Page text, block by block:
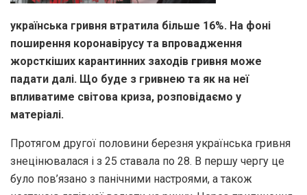
українська гривня втратила більше 16%. На фоні
поширення коронавірусу та впровадження
жорсткіших карантинних заходів гривня може
падати далі. Що буде з гривнею та як на неї
впливатиме світова криза, розповідаємо у
матеріалі.
Протягом другої половини березня українська гривня
знецінювалася і з 25 ставала по 28. В першу чергу це
було пов’язано з панічними настроями, а також